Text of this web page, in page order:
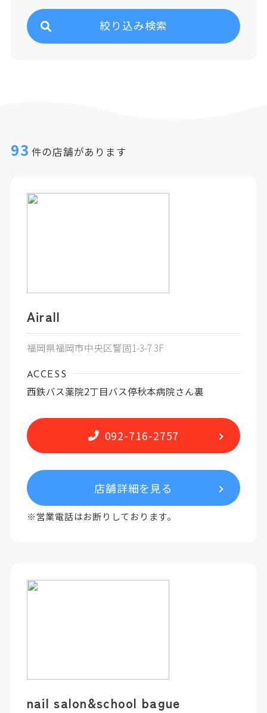
絞り込み検索
93 件の店舗があります
Airall
福岡県福岡市中央区警固1-3-7 3F
ACCESS
西鉄バス薬院2丁目バス停秋本病院さん裏
092-716-2757
店舗詳細を見る
※営業電話はお断りしております。
nail salon&school bague